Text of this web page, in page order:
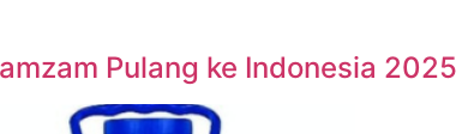
Pulang ke Indonesia 2025